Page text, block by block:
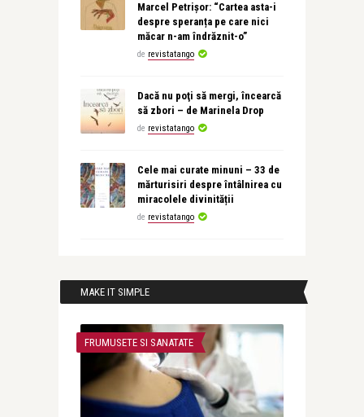
Marcel Petrișor: “Cartea asta-i
despre speranța pe care nici
măcar n-am îndrăznit-o”
de revistatango
Dacă nu poţi să mergi, încearcă
să zbori – de Marinela Drop
de revistatango
Cele mai curate minuni – 33 de
mărturisiri despre întâlnirea cu
miracolele divinității
de revistatango
MAKE IT SIMPLE
FRUMUSETE SI SANATATE